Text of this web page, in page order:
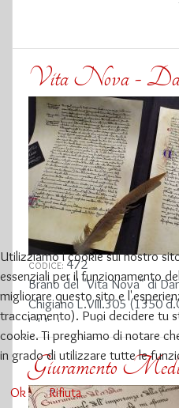
Vita Nova -
CODICE: 472
Brano del "Vita Nova" di
Chigiano L.VIII.305 (1350
biblioteca vaticana
Giuramento
Utilizziamo i cookie sul nostro
essenziali per il funzionamento
migliorare questo sito e
tracciamento). Puoi decidere tu
cookie. Ti preghiamo di notare
in grado di utilizzare tutte le
Ok Rifiuta